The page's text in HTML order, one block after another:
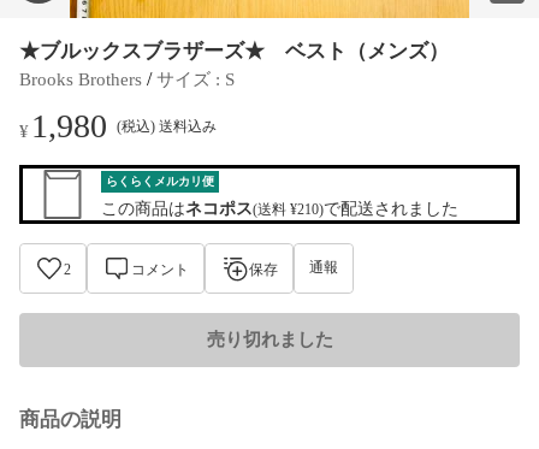
★ブルックスブラザーズ★ ベスト（メンズ）
Brooks Brothers / サイズ : S
¥ 1,980 (税込) 送料込み
らくらくメルカリ便
この商品はネコポス(送料 ¥210)で配送されました
2 コメント 保存 通報
売り切れました
商品の説明